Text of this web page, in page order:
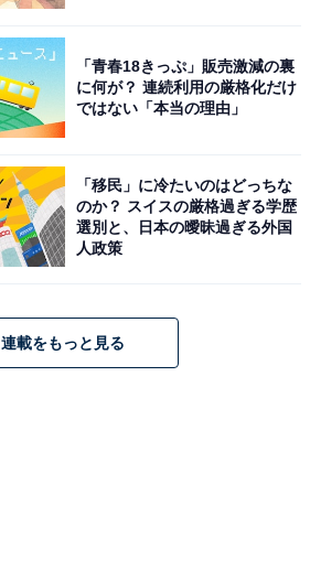
「青春18きっぷ」販売激減の裏
に何が？ 連続利用の厳格化だけ
ではない「本当の理由」
「移民」に冷たいのはどっちな
のか？ スイスの厳格過ぎる学歴
選別と、日本の曖昧過ぎる外国
人政策
連載をもっと見る